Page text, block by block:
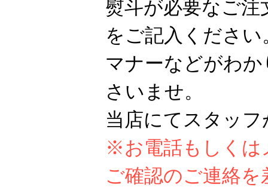
熨斗が必要なご
をご記入ください
マナーなどがわ
さいませ。
当店にてスタッ
※お電話もしくは
ご確認のご連絡